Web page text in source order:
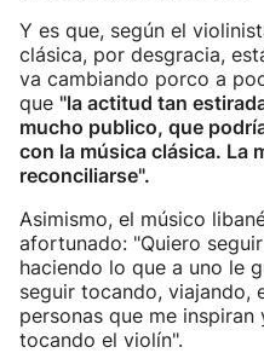
Y es que, según el
clásica, por desgracia,
va cambiando porco a
que "la actitud tan
mucho publico, que
con la música clásica. La
reconciliarse".
Asimismo, el músico
afortunado: "Quiero
haciendo lo que a uno le
seguir tocando, viajando,
personas que me
tocando el violín".